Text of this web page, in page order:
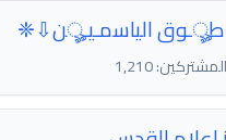
الياﺳمـيـৣن⇩❈
المشتركين: 1,210